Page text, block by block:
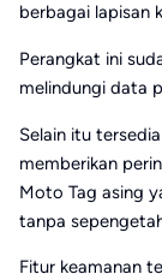
berbagai lapisan
Perangkat ini
melindungi data
Selain itu
memberikan
Moto Tag asing
tanpa
Fitur keamanan